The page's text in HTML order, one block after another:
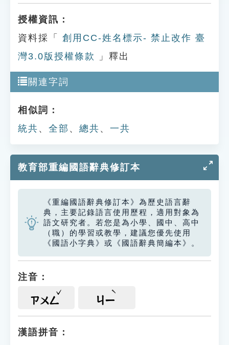
授權資訊：
資料採「
創用CC-姓名標示- 禁止改作 臺
灣3.0版授權條款
」釋出
關連字詞
相似詞：
統共 、 全部 、 總共 、 一共
教育部重編國語辭典修訂本
《重編國語辭典修訂本》為歷史語言辭
典，主要記錄語言使用歷程，適用對象為
語文研究者。若您是為小學、國中、高中
（職）的學習或教學，建議您優先使用
《國語小字典》或《國語辭典簡編本》。
注音：
ㄗㄨㄥ ㄐㄧ
漢語拼音：